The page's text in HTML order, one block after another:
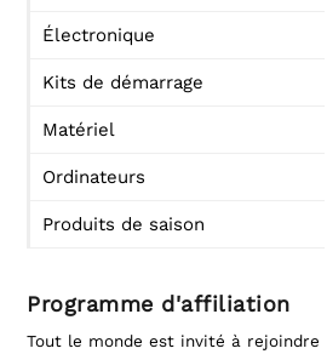
Électronique
Kits de démarrage
Matériel
Ordinateurs
Produits de saison
Programme d'affiliation
Tout le monde est invité à rejoindre